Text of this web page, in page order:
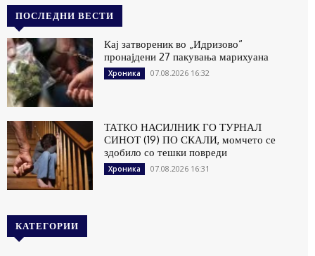
ПОСЛЕДНИ ВЕСТИ
Кај затвореник во „Идризово“
пронајдени 27 пакувања марихуана
Хроника 07.08.2026 16:32
ТАТКО НАСИЛНИК ГО ТУРНАЛ
СИНОТ (19) ПО СКАЛИ, момчето се
здобило со тешки повреди
Хроника 07.08.2026 16:31
КАТЕГОРИИ